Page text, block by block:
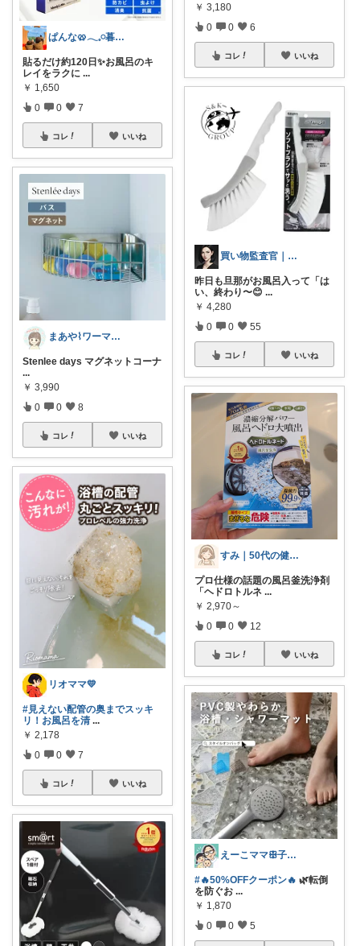
ぱんな🥨𓂃𓈒𓏸暮らしのすすめ◌
貼るだけ約120日✨お風呂のキ
レイをラクに ...
￥ 1,650
0 0 7
コレ いいね
まあや⌇ワーママの暮らしとインテリア𓍯
Stenlee days マグネットコーナ
...
￥ 3,990
0 0 8
コレ いいね
リオママ💛
#見えない配管の奥までスッキ
リ！お風呂を清 ...
￥ 2,178
0 0 7
コレ いいね
￥ 3,180
0 0 6
コレ いいね
買い物監査官｜損する商品、排除します
昨日も旦那がお風呂入って「は
い、終わり〜😊 ...
￥ 4,280
0 0 55
コレ いいね
すみ｜50代の健康と暮らし
プロ仕様の話題の風呂釜洗浄剤
「ヘドロトルネ ...
￥ 2,970～
0 0 12
コレ いいね
えーこママꕥ子供達と夏を楽しむぞ☀️
#🔥50%OFFクーポン🔥 🌿転倒
を防ぐお ...
￥ 1,870
0 0 5